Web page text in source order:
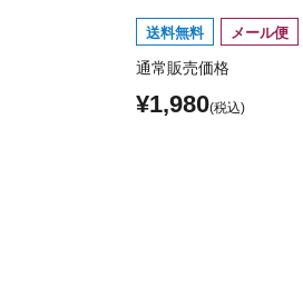
送料無料 メール便
通常販売価格
¥1,980